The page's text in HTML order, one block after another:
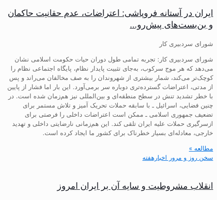
ایران در آستانه فروپاشی: اعتراضات، عدم حقانیت حاکمان
و بن‌بست‌های پیش‌رو…
شورای سردبیری کار
شورای سردبیری کار: تجربه تمامی طول دوران حیات حکومت اسلامی نشان
می‌دهد که هر موج سرکوب، به‌جای تثبیت پایدار نظام، پایگاه اجتماعی نظام را
کوچک‌تر می‌کند، شمار بیشتری از شهروندان را به صف مخالفان می‌راند و پس
از مدتی، اعتراضات گسترده‌تری دوباره سر برمی‌آورد. این بار اما فشار از پایین
با خطر تشدید تنش در سطح منطقه‌ای و بین‌المللی نیز هم‌زمان شده است. در
چنین فضایی، اسرائیل ـ با سابقه حملات تحریک آمیز و تلاش مستمر برای
تضعیف جمهوری اسلامی ـ ممکن است اعتراضات داخلی را فرصتی برای
ازسرگیری حملات علیه ایران تلقی کند. این هم‌زمانی نارضایتی داخلی و تهدید
خارجی، معادله‌ای بسیار خطرناک برای کشور ما ایجاد کرده است.
مطالعه »
سخن روز و مرور اخبارهفته
انقلاب مشروطیت و سایه آن بر ایران امروز